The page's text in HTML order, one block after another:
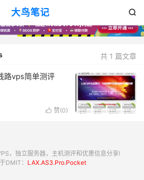
大鸟笔记 
共 1 篇文章
路vps简单测评
 赞(0)
，独立服务器，主机测评和优惠信息分享!
DMIT： LAX.AS3.Pro.Pocket